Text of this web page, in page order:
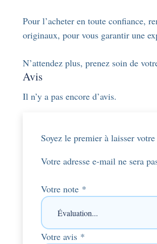
Pour l’acheter en toute confiance,
originaux, pour vous garantir une
N’attendez plus, prenez soin de
Avis
Il n’y a pas encore d’avis.
Soyez le premier à laisser
Votre adresse e-mail ne sera
Votre note *
Votre avis *